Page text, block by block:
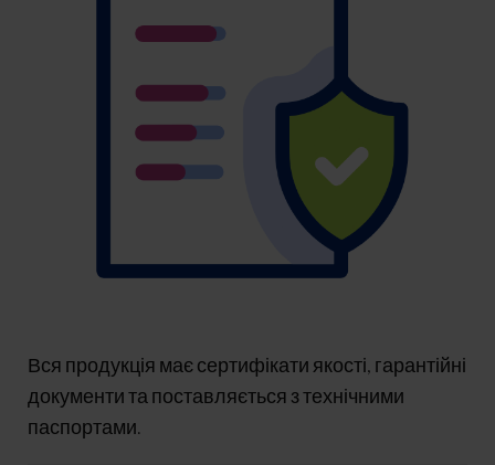
Вся продукція має сертифікати якості, гарантійні
документи та поставляється з технічними
паспортами.